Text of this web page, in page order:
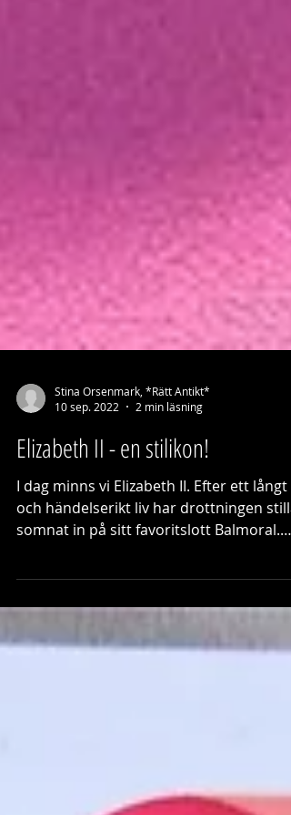
Stina Orsenmark, *Rätt Antikt*
10 sep. 2022
2 min läsning
Elizabeth II - en stilikon!
I dag minns vi Elizabeth II. Efter ett långt
och händelserikt liv har drottningen stilla
somnat in på sitt favoritslott Balmoral.
Man...